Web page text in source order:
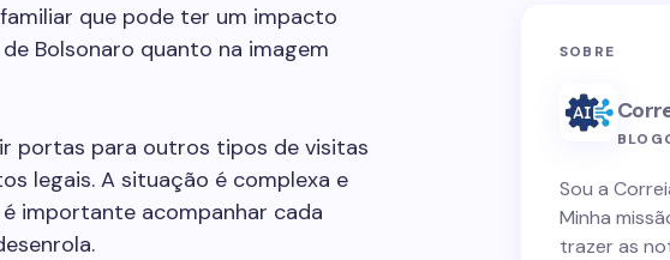
que pode ter um impacto
Bolsonaro quanto na imagem
portas para outros tipos de visitas
legais. A situação é complexa e
importante acompanhar cada
SOBRE
Sou a
Minha
trazer as